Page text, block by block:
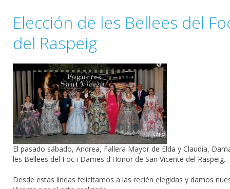
Elección de les Bellees del
del Raspeig
El pasado sábado, Andrea​, Fallera Mayor de Elda y Claudia,
les Bellees del Foc i Dames d'Honor de San Vicente del Raspeig.
Desde estás líneas felicitamos a las recién elegidas y damos